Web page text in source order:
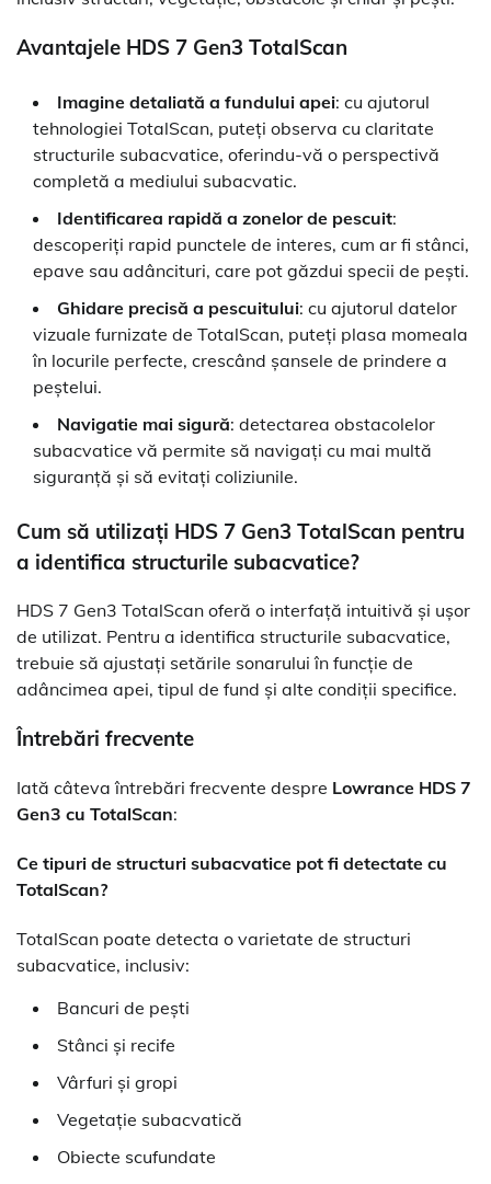
Avantajele HDS 7 Gen3 TotalScan
Imagine detaliată a fundului apei: cu ajutorul
tehnologiei TotalScan, puteți observa cu claritate
structurile subacvatice, oferindu-vă o perspectivă
completă a mediului subacvatic.
Identificarea rapidă a zonelor de pescuit:
descoperiți rapid punctele de interes, cum ar fi stânci,
epave sau adâncituri, care pot găzdui specii de pești.
Ghidare precisă a pescuitului: cu ajutorul datelor
vizuale furnizate de TotalScan, puteți plasa momeala
în locurile perfecte, crescând șansele de prindere a
peștelui.
Navigatie mai sigură: detectarea obstacolelor
subacvatice vă permite să navigați cu mai multă
siguranță și să evitați coliziunile.
Cum să utilizați HDS 7 Gen3 TotalScan pentru
a identifica structurile subacvatice?
HDS 7 Gen3 TotalScan oferă o interfață intuitivă și ușor
de utilizat. Pentru a identifica structurile subacvatice,
trebuie să ajustați setările sonarului în funcție de
adâncimea apei, tipul de fund și alte condiții specifice.
Întrebări frecvente
Iată câteva întrebări frecvente despre Lowrance HDS 7
Gen3 cu TotalScan:
Ce tipuri de structuri subacvatice pot fi detectate cu
TotalScan?
TotalScan poate detecta o varietate de structuri
subacvatice, inclusiv:
Bancuri de pești
Stânci și recife
Vârfuri și gropi
Vegetație subacvatică
Obiecte scufundate